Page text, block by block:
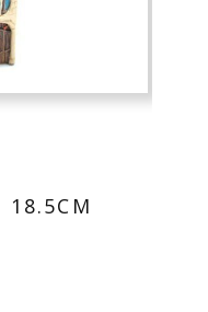
18.5CM